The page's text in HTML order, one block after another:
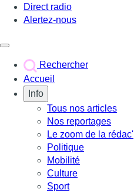
Direct radio
Alertez-nous
Rechercher
Accueil
Info
Tous nos articles
Nos reportages
Le zoom de la rédac'
Politique
Mobilité
Culture
Sport